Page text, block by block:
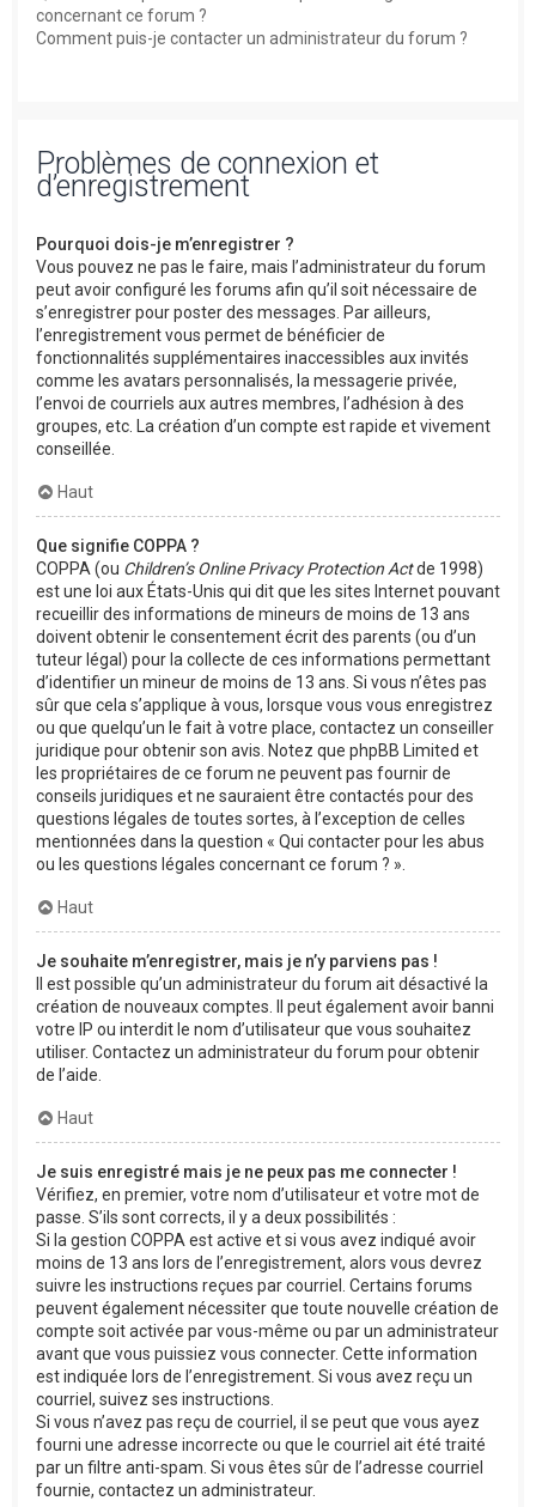
concernant ce forum ?
Comment puis-je contacter un administrateur du forum ?
Problèmes de connexion et
d’enregistrement
Pourquoi dois-je m’enregistrer ?
Vous pouvez ne pas le faire, mais l’administrateur du forum
peut avoir configuré les forums afin qu’il soit nécessaire de
s’enregistrer pour poster des messages. Par ailleurs,
l’enregistrement vous permet de bénéficier de
fonctionnalités supplémentaires inaccessibles aux invités
comme les avatars personnalisés, la messagerie privée,
l’envoi de courriels aux autres membres, l’adhésion à des
groupes, etc. La création d’un compte est rapide et vivement
conseillée.
Haut
Que signifie COPPA ?
COPPA (ou Children’s Online Privacy Protection Actde 1998)
est une loi aux États-Unis qui dit que les sites Internet pouvant
recueillir des informations de mineurs de moins de 13 ans
doivent obtenir le consentement écrit des parents (ou d’un
tuteur légal) pour la collecte de ces informations permettant
d’identifier un mineur de moins de 13 ans. Si vous n’êtes pas
sûr que cela s’applique à vous, lorsque vous vous enregistrez
ou que quelqu’un le fait à votre place, contactez un conseiller
juridique pour obtenir son avis. Notez que phpBB Limited et
les propriétaires de ce forum ne peuvent pas fournir de
conseils juridiques et ne sauraient être contactés pour des
questions légales de toutes sortes, à l’exception de celles
mentionnées dans la question « Qui contacter pour les abus
ou les questions légales concernant ce forum ? ».
Haut
Je souhaite m’enregistrer, mais je n’y parviens pas !
Il est possible qu’un administrateur du forum ait désactivé la
création de nouveaux comptes. Il peut également avoir banni
votre IP ou interdit le nom d’utilisateur que vous souhaitez
utiliser. Contactez un administrateur du forum pour obtenir
de l’aide.
Haut
Je suis enregistré mais je ne peux pas me connecter !
Vérifiez, en premier, votre nom d’utilisateur et votre mot de
passe. S’ils sont corrects, il y a deux possibilités :
Si la gestion COPPA est active et si vous avez indiqué avoir
moins de 13 ans lors de l’enregistrement, alors vous devrez
suivre les instructions reçues par courriel. Certains forums
peuvent également nécessiter que toute nouvelle création de
compte soit activée par vous-même ou par un administrateur
avant que vous puissiez vous connecter. Cette information
est indiquée lors de l’enregistrement. Si vous avez reçu un
courriel, suivez ses instructions.
Si vous n’avez pas reçu de courriel, il se peut que vous ayez
fourni une adresse incorrecte ou que le courriel ait été traité
par un filtre anti-spam. Si vous êtes sûr de l’adresse courriel
fournie, contactez un administrateur.